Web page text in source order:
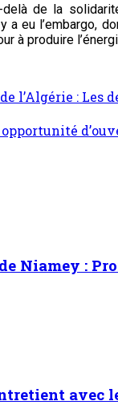
de la
eu
à produire
l’Algérie :
Niamey :
avec